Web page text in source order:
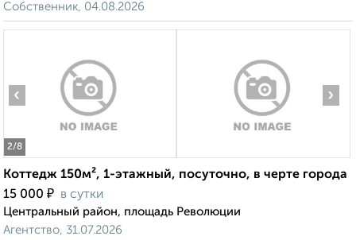
Собственник, 04.08.2026
2/8
‹ ›
Коттедж 150м², 1-этажный, посуточно, в черте города
15 000 ₽ в сутки
Центральный район, площадь Революции
Агентство, 31.07.2026